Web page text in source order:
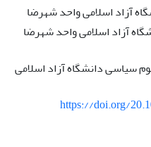
آزاد اسلامی واحد شهرضا
آزاد اسلامی واحد شهرضا
سیاسی دانشگاه آزاد اسلامی
https://doi.org/